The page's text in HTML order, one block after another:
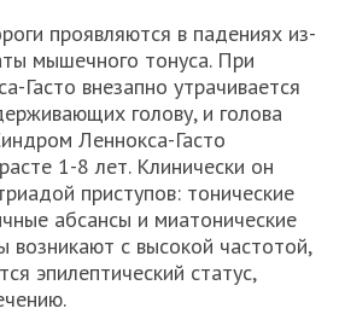
проявляются в падениях из-
мышечного тонуса. При
Гасто внезапно утрачивается
голову, и голова
Леннокса-Гасто
1-8 лет. Клинически он
приступов: тонические
абсансы и миатонические
возникают с высокой частотой,
эпилептический статус,